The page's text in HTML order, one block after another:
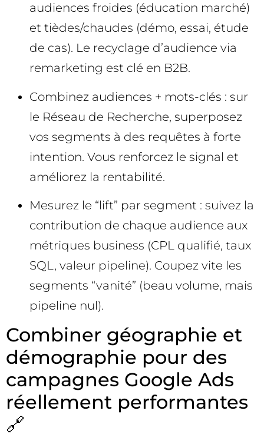
audiences froides (éducation marché)
et tièdes/chaudes (démo, essai, étude
de cas). Le recyclage d’audience via
remarketing est clé en B2B.
Combinez audiences + mots-clés : sur
le Réseau de Recherche, superposez
vos segments à des requêtes à forte
intention. Vous renforcez le signal et
améliorez la rentabilité.
Mesurez le “lift” par segment : suivez la
contribution de chaque audience aux
métriques business (CPL qualifié, taux
SQL, valeur pipeline). Coupez vite les
segments “vanité” (beau volume, mais
pipeline nul).
Combiner géographie et
démographie pour des
campagnes Google Ads
réellement performantes
🔗